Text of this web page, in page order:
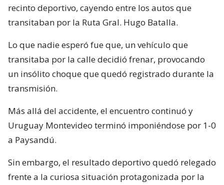
recinto deportivo, cayendo entre los autos que
transitaban por la Ruta Gral. Hugo Batalla.
Lo que nadie esperó fue que, un vehículo que
transitaba por la calle decidió frenar, provocando
un insólito choque que quedó registrado durante la
transmisión.
Más allá del accidente, el encuentro continuó y
Uruguay Montevideo terminó imponiéndose por 1-0
a Paysandú.
Sin embargo, el resultado deportivo quedó relegado
frente a la curiosa situación protagonizada por la